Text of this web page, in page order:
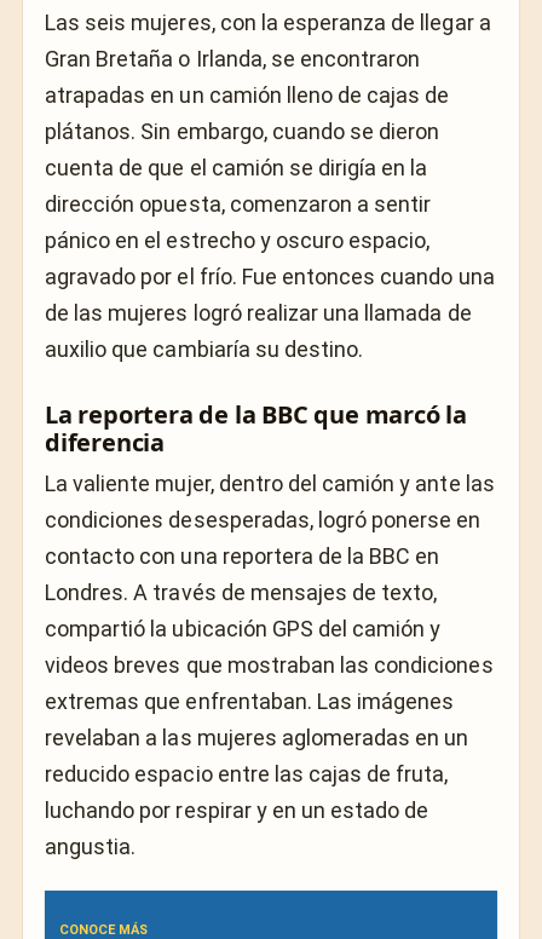
Las seis mujeres, con la esperanza de llegar a
Gran Bretaña o Irlanda, se encontraron
atrapadas en un camión lleno de cajas de
plátanos. Sin embargo, cuando se dieron
cuenta de que el camión se dirigía en la
dirección opuesta, comenzaron a sentir
pánico en el estrecho y oscuro espacio,
agravado por el frío. Fue entonces cuando una
de las mujeres logró realizar una llamada de
auxilio que cambiaría su destino.
La reportera de la BBC que marcó la
diferencia
La valiente mujer, dentro del camión y ante las
condiciones desesperadas, logró ponerse en
contacto con una reportera de la BBC en
Londres. A través de mensajes de texto,
compartió la ubicación GPS del camión y
videos breves que mostraban las condiciones
extremas que enfrentaban. Las imágenes
revelaban a las mujeres aglomeradas en un
reducido espacio entre las cajas de fruta,
luchando por respirar y en un estado de
angustia.
CONOCE MÁS